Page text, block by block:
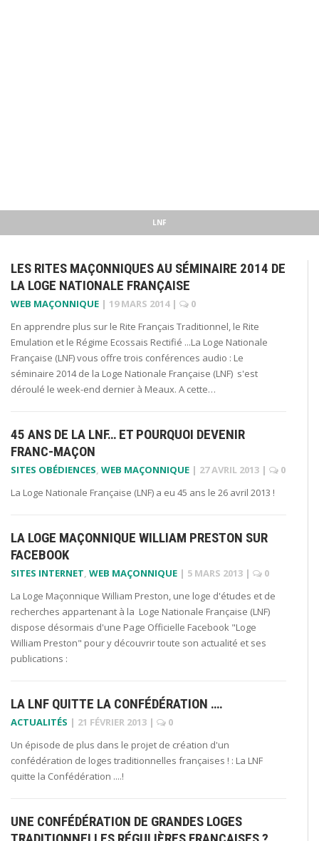
LNF
LES RITES MAÇONNIQUES AU SÉMINAIRE 2014 DE
LA LOGE NATIONALE FRANÇAISE
WEB MAÇONNIQUE | 19 MARS 2014 |
0
En apprendre plus sur le Rite Français Traditionnel, le Rite
Emulation et le Régime Ecossais Rectifié ...La Loge Nationale
Française (LNF) vous offre trois conférences audio : Le
séminaire 2014 de la Loge Nationale Française (LNF) s'est
déroulé le week-end dernier à Meaux. A cette…
45 ANS DE LA LNF… ET POURQUOI DEVENIR
FRANC-MAÇON
SITES OBÉDIENCES, WEB MAÇONNIQUE | 27 AVRIL 2013 |
0
La Loge Nationale Française (LNF) a eu 45 ans le 26 avril 2013 !
LA LOGE MAÇONNIQUE WILLIAM PRESTON SUR
FACEBOOK
SITES INTERNET, WEB MAÇONNIQUE | 5 MARS 2013 |
0
La Loge Maçonnique William Preston, une loge d'études et de
recherches appartenant à la Loge Nationale Française (LNF)
dispose désormais d'une Page Officielle Facebook "Loge
William Preston" pour y découvrir toute son actualité et ses
publications :
LA LNF QUITTE LA CONFÉDÉRATION ….
ACTUALITÉS | 21 FÉVRIER 2013 |
0
Un épisode de plus dans le projet de création d'un
confédération de loges traditionnelles françaises ! : La LNF
quitte la Confédération ....!
UNE CONFÉDÉRATION DE GRANDES LOGES